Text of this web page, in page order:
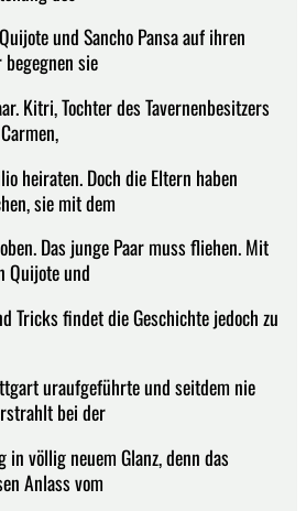
und Sancho Pansa auf ihren
sie
Kitri, Tochter des Tavernenbesitzers
heiraten. Doch die Eltern haben
sie mit dem
Das junge Paar muss fliehen. Mit
Quijote und
Tricks findet die Geschichte jedoch zu
uraufgeführte und seitdem nie
bei der
in völlig neuem Glanz, denn das
Anlass vom